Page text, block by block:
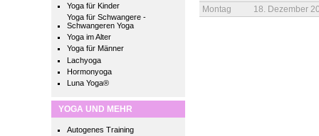
Yoga für Kinder
Yoga für Schwangere -
Schwangeren Yoga
Yoga im Alter
Yoga für Männer
Lachyoga
Hormonyoga
Luna Yoga®
YOGA UND MEHR
Autogenes Training
Montag
18. Dezember